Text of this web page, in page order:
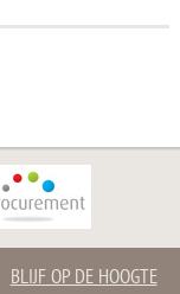
BLIJF OP DE HOOGTE